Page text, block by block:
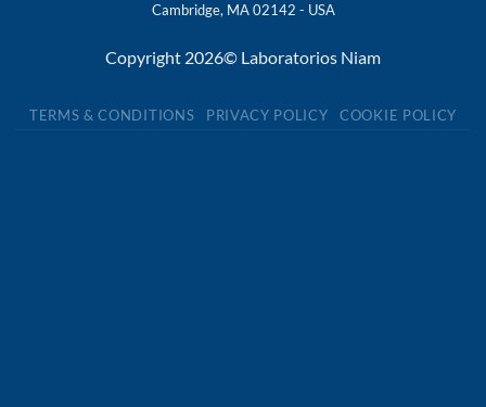
Cambridge, MA 02142 - USA
Copyright 2026© Laboratorios Niam
TERMS & CONDITIONS PRIVACY POLICY COOKIE POLICY